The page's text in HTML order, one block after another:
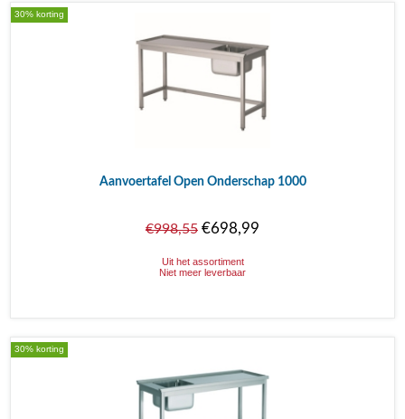
30% korting
Aanvoertafel Open Onderschap 1000
€998,55 €698,99
Uit het assortiment
Niet meer leverbaar
30% korting